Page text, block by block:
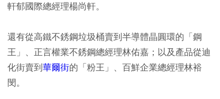
軒郁國際總經理楊尚軒。
還有從高鐵不銹鋼垃圾桶賣到半導體晶圓環的「鋼
王」、正言權業不銹鋼總經理林佑嘉；以及產品從迪
化街賣到華爾街的「粉王」、百鮮企業總經理林裕
閔。